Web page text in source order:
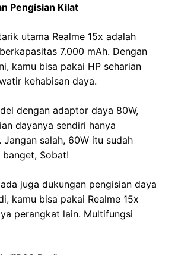
Pengisian Kilat
utama Realme 15x adalah
7.000 mAh. Dengan
kamu bisa pakai HP seharian
kehabisan daya.
dengan adaptor daya 80W,
dayanya sendiri hanya
Jangan salah, 60W itu sudah
Sobat!
juga dukungan pengisian daya
kamu bisa pakai Realme 15x
perangkat lain. Multifungsi